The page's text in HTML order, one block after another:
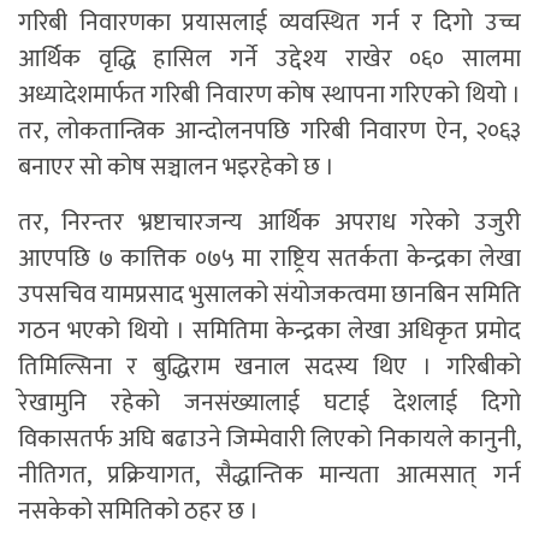
गरिबी निवारणका प्रयासलाई व्यवस्थित गर्न र दिगो उच्च
आर्थिक वृद्धि हासिल गर्ने उद्देश्य राखेर ०६० सालमा
अध्यादेशमार्फत गरिबी निवारण कोष स्थापना गरिएको थियो ।
तर, लोकतान्त्रिक आन्दोलनपछि गरिबी निवारण ऐन, २०६३
बनाएर सो कोष सञ्चालन भइरहेको छ ।
तर, निरन्तर भ्रष्टाचारजन्य आर्थिक अपराध गरेको उजुरी
आएपछि ७ कात्तिक ०७५ मा राष्ट्रिय सतर्कता केन्द्रका लेखा
उपसचिव यामप्रसाद भुसालको संयोजकत्वमा छानबिन समिति
गठन भएको थियो । समितिमा केन्द्रका लेखा अधिकृत प्रमोद
तिमिल्सिना र बुद्धिराम खनाल सदस्य थिए । गरिबीको
रेखामुनि रहेको जनसंख्यालाई घटाई देशलाई दिगो
विकासतर्फ अघि बढाउने जिम्मेवारी लिएको निकायले कानुनी,
नीतिगत, प्रक्रियागत, सैद्धान्तिक मान्यता आत्मसात् गर्न
नसकेको समितिको ठहर छ ।